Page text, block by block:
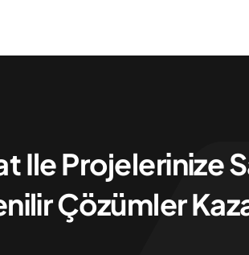
Ile Projelerinize
Çözümler